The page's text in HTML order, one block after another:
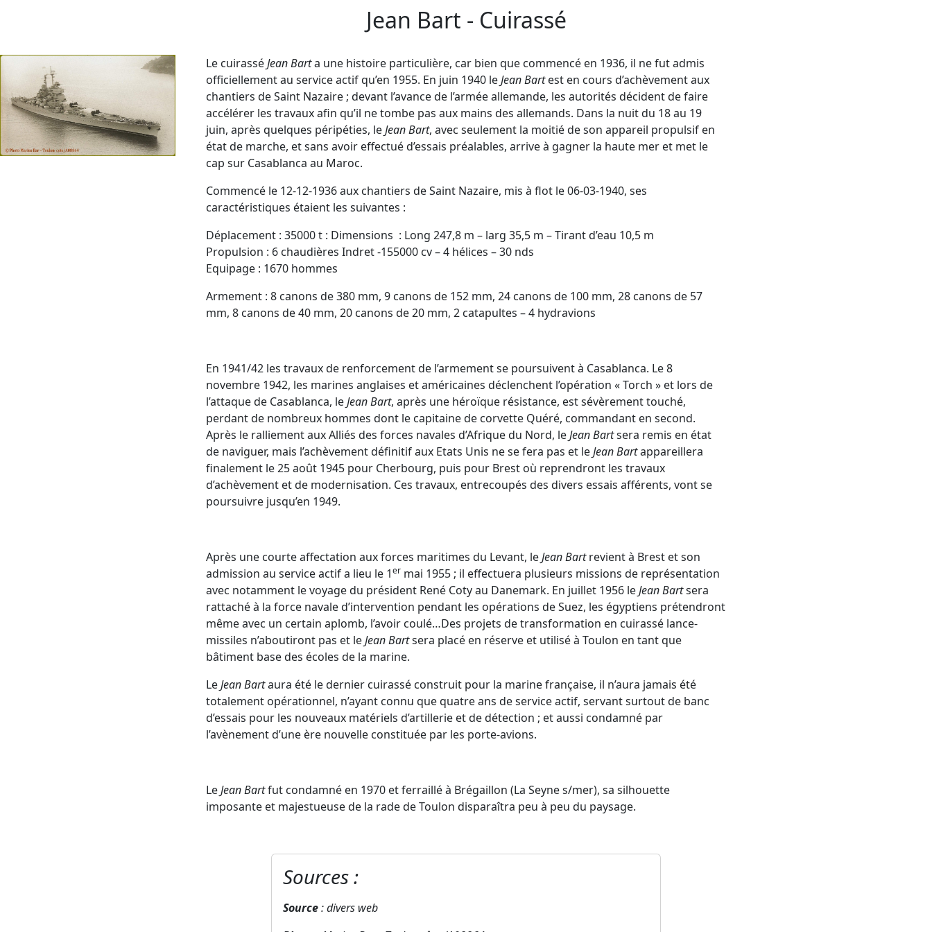
Jean Bart - Cuirassé
Le cuirasséJean Barta une histoire particulière, car bien que commencé en 1936, il ne fut admis
officiellement au service actif qu’en 1955. En juin 1940 leJean Bartest en cours d’achèvement aux
chantiers de Saint Nazaire ; devant l’avance de l’armée allemande, les autorités décident de faire
accélérer les travaux afin qu’il ne tombe pas aux mains des allemands. Dans la nuit du 18 au 19
juin, après quelques péripéties, leJean Bart, avec seulement la moitié de son appareil propulsif en
état de marche, et sans avoir effectué d’essais préalables, arrive à gagner la haute mer et met le
cap sur Casablanca au Maroc.
Commencé le 12-12-1936 aux chantiers de Saint Nazaire, mis à flot le 06-03-1940, ses
caractéristiques étaient les suivantes :
Déplacement : 35000 t : Dimensions : Long 247,8 m – larg 35,5 m – Tirant d’eau 10,5 m
Propulsion : 6 chaudières Indret -155000 cv – 4 hélices – 30 nds
Equipage : 1670 hommes
Armement : 8 canons de 380 mm, 9 canons de 152 mm, 24 canons de 100 mm, 28 canons de 57
mm, 8 canons de 40 mm, 20 canons de 20 mm, 2 catapultes – 4 hydravions
En 1941/42 les travaux de renforcement de l’armement se poursuivent à Casablanca. Le 8
novembre 1942, les marines anglaises et américaines déclenchent l’opération « Torch » et lors de
l’attaque de Casablanca, leJean Bart, après une héroïque résistance, est sévèrement touché,
perdant de nombreux hommes dont le capitaine de corvette Quéré, commandant en second.
Après le ralliement aux Alliés des forces navales d’Afrique du Nord, leJean Bartsera remis en état
de naviguer, mais l’achèvement définitif aux Etats Unis ne se fera pas et leJean Bartappareillera
finalement le 25 août 1945 pour Cherbourg, puis pour Brest où reprendront les travaux
d’achèvement et de modernisation. Ces travaux, entrecoupés des divers essais afférents, vont se
poursuivre jusqu’en 1949.
Après une courte affectation aux forces maritimes du Levant, leJean Bartrevient à Brest et son
admission au service actif a lieu le 1ermai 1955 ; il effectuera plusieurs missions de représentation
avec notamment le voyage du président René Coty au Danemark. En juillet 1956 leJean Bartsera
rattaché à la force navale d’intervention pendant les opérations de Suez, les égyptiens prétendront
même avec un certain aplomb, l’avoir coulé…Des projets de transformation en cuirassé lance-
missiles n’aboutiront pas et leJean Bartsera placé en réserve et utilisé à Toulon en tant que
bâtiment base des écoles de la marine.
LeJean Bartaura été le dernier cuirassé construit pour la marine française, il n’aura jamais été
totalement opérationnel, n’ayant connu que quatre ans de service actif, servant surtout de banc
d’essais pour les nouveaux matériels d’artillerie et de détection ; et aussi condamné par
l’avènement d’une ère nouvelle constituée par les porte-avions.
LeJean Bartfut condamné en 1970 et ferraillé à Brégaillon (La Seyne s/mer), sa silhouette
imposante et majestueuse de la rade de Toulon disparaîtra peu à peu du paysage.
Sources :
Source: divers web